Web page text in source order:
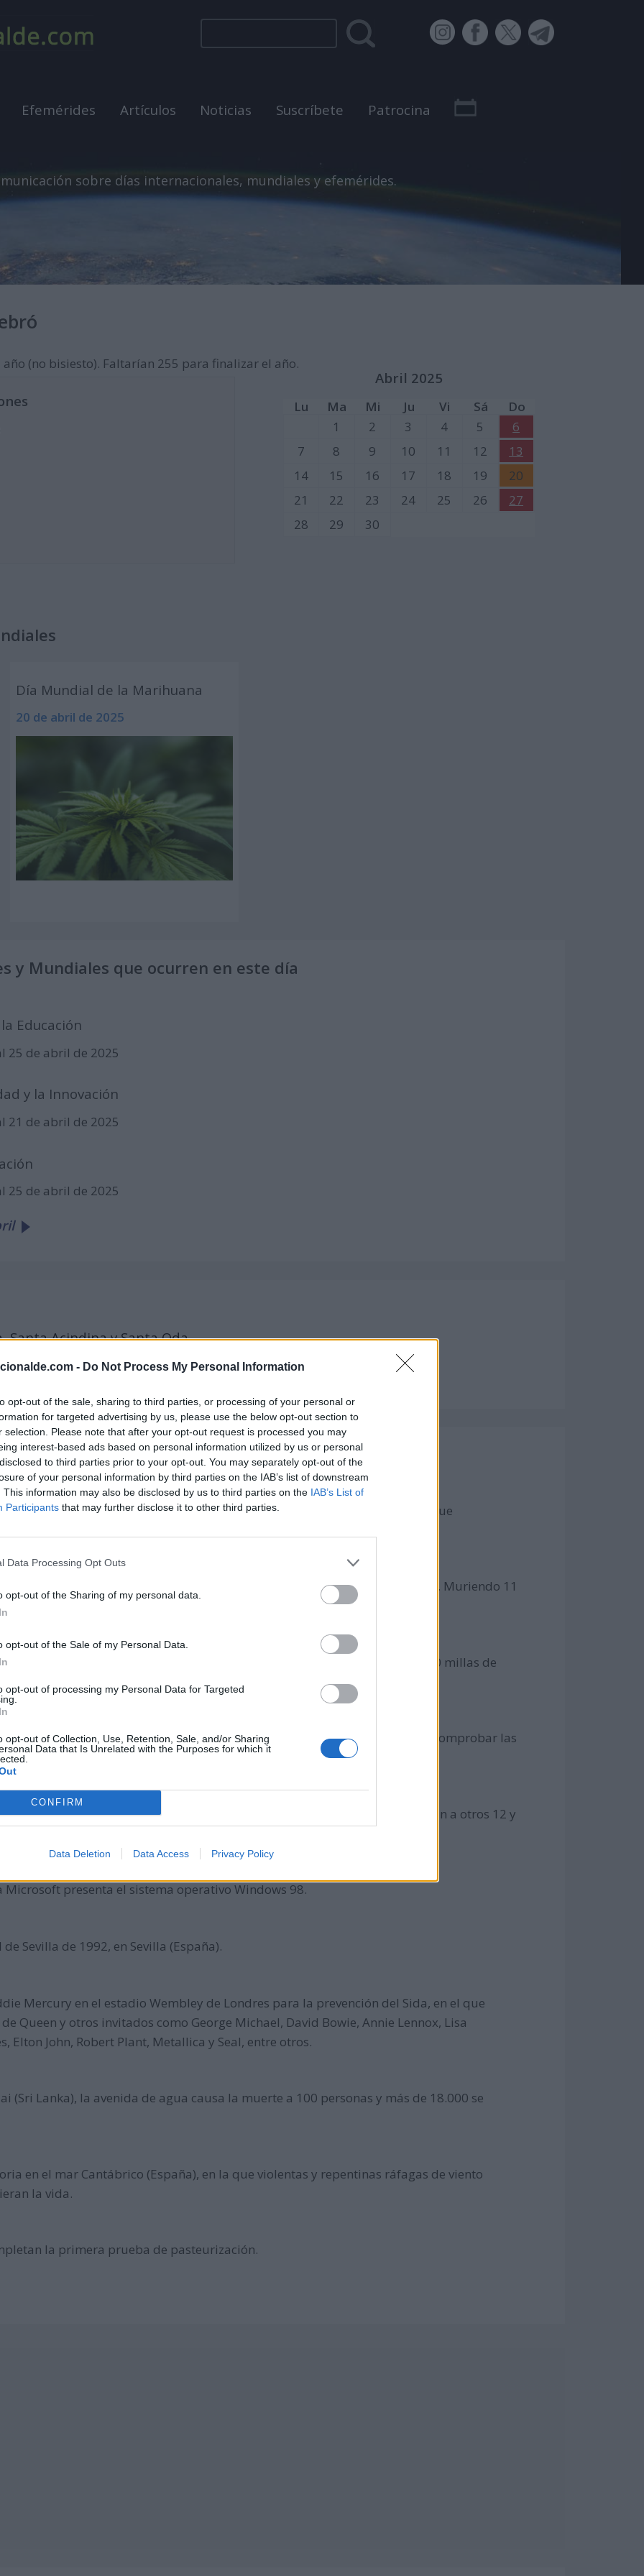
- Do Not Process My Personal Information
opt-out of the sale, sharing to third parties, or processing of your personal or
for targeted advertising by us, please use the below opt-out section to
selection. Please note that after your opt-out request is processed you may
interest-based ads based on personal information utilized by us or personal
to third parties prior to your opt-out. You may separately opt-out of the
of your personal information by third parties on the IAB’s list of downstream
This information may also be disclosed by us to third parties on the IAB’s List of
Participants that may further disclose it to other third parties.
Data Processing Opt Outs
opt-out of the Sharing of my personal data.
opt-out of the Sale of my Personal Data.
opt-out of processing my Personal Data for Targeted
opt-out of Collection, Use, Retention, Sale, and/or Sharing
Data that Is Unrelated with the Purposes for which it
CONFIRM
Data Deletion Data Access Privacy Policy
Efemérides Artículos Noticias Suscríbete Patrocina
sobre días internacionales, mundiales y efemérides.
año (no bisiesto). Faltarían 255 para finalizar el año.
Abril 2025
Lu Ma Mi Ju Vi Sá
Do
1
2 3 4 5
6
7
8 9 10 11 12
13
14
15 16 17 18 19
20
21
22 23 24 25 26
27
28
29 30
Día Mundial de la Marihuana
20 de abril de 2025
y Mundiales que ocurren en este día
Educación
25 de abril de 2025
y la Innovación
21 de abril de 2025
25 de abril de 2025
Santa Acindina y Santa Oda
contra varios policías en los campos Elíseos en París, Francia. El ataque fue
de París de 2017).
petrolíferas Deepwater Horizon en el Golfo de México, arrendada por BP. Muriendo 11
vertidos de petróleo de la historia.
mujer en ganar una carrera de la IndyCar Series, tras conquistar las 300 millas de
Ring Motegi.
B de la NASA desde la base Vandenberg (Estados Unidos), con el fin de comprobar las
de Albert Einstein.
de Columbine, en Estados Unidos, en la que dos estudiantes asesinan a otros 12 y
Microsoft presenta el sistema operativo Windows 98.
Sevilla de 1992, en Sevilla (España).
Mercury en el estadio Wembley de Londres para la prevención del Sida, en el que
Queen y otros invitados como George Michael, David Bowie, Annie Lennox, Lisa
Elton John, Robert Plant, Metallica y Seal, entre otros.
(Sri Lanka), la avenida de agua causa la muerte a 100 personas y más de 18.000 se
en el mar Cantábrico (España), en la que violentas y repentinas ráfagas de viento
la vida.
la primera prueba de pasteurización.